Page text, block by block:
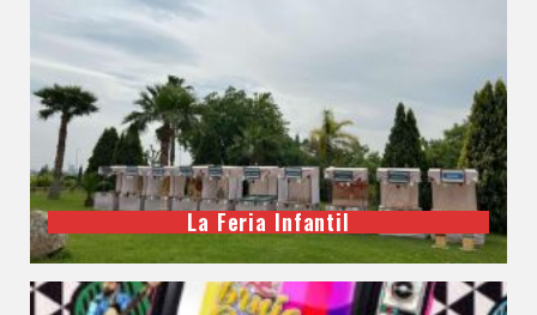
La Feria Infantil